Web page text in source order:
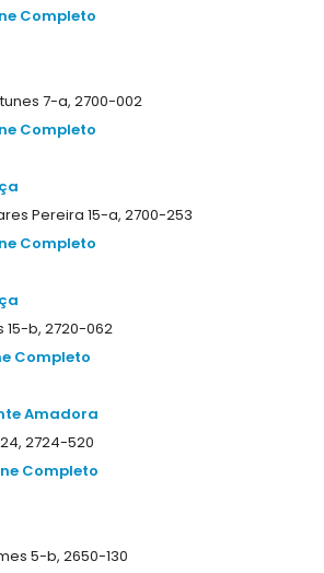
Completo
7-a, 2700-002
Completo
Pereira 15-a, 2700-253
Completo
15-b, 2720-062
Completo
Amadora
24, 2724-520
Completo
5-b, 2650-130